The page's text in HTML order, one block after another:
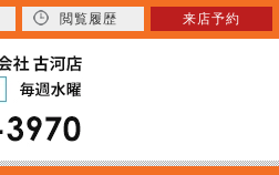
閲覧履歴 来店予約